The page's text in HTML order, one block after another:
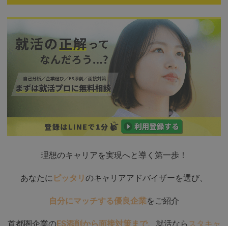
理想のキャリアを実現へと導く第一歩！
あなたに ピッタリのキャリアアドバイザーを選び、
自分にマッチする優良企業をご紹介
首都圏企業のES添削から面接対策まで、 就活なら スタキャ